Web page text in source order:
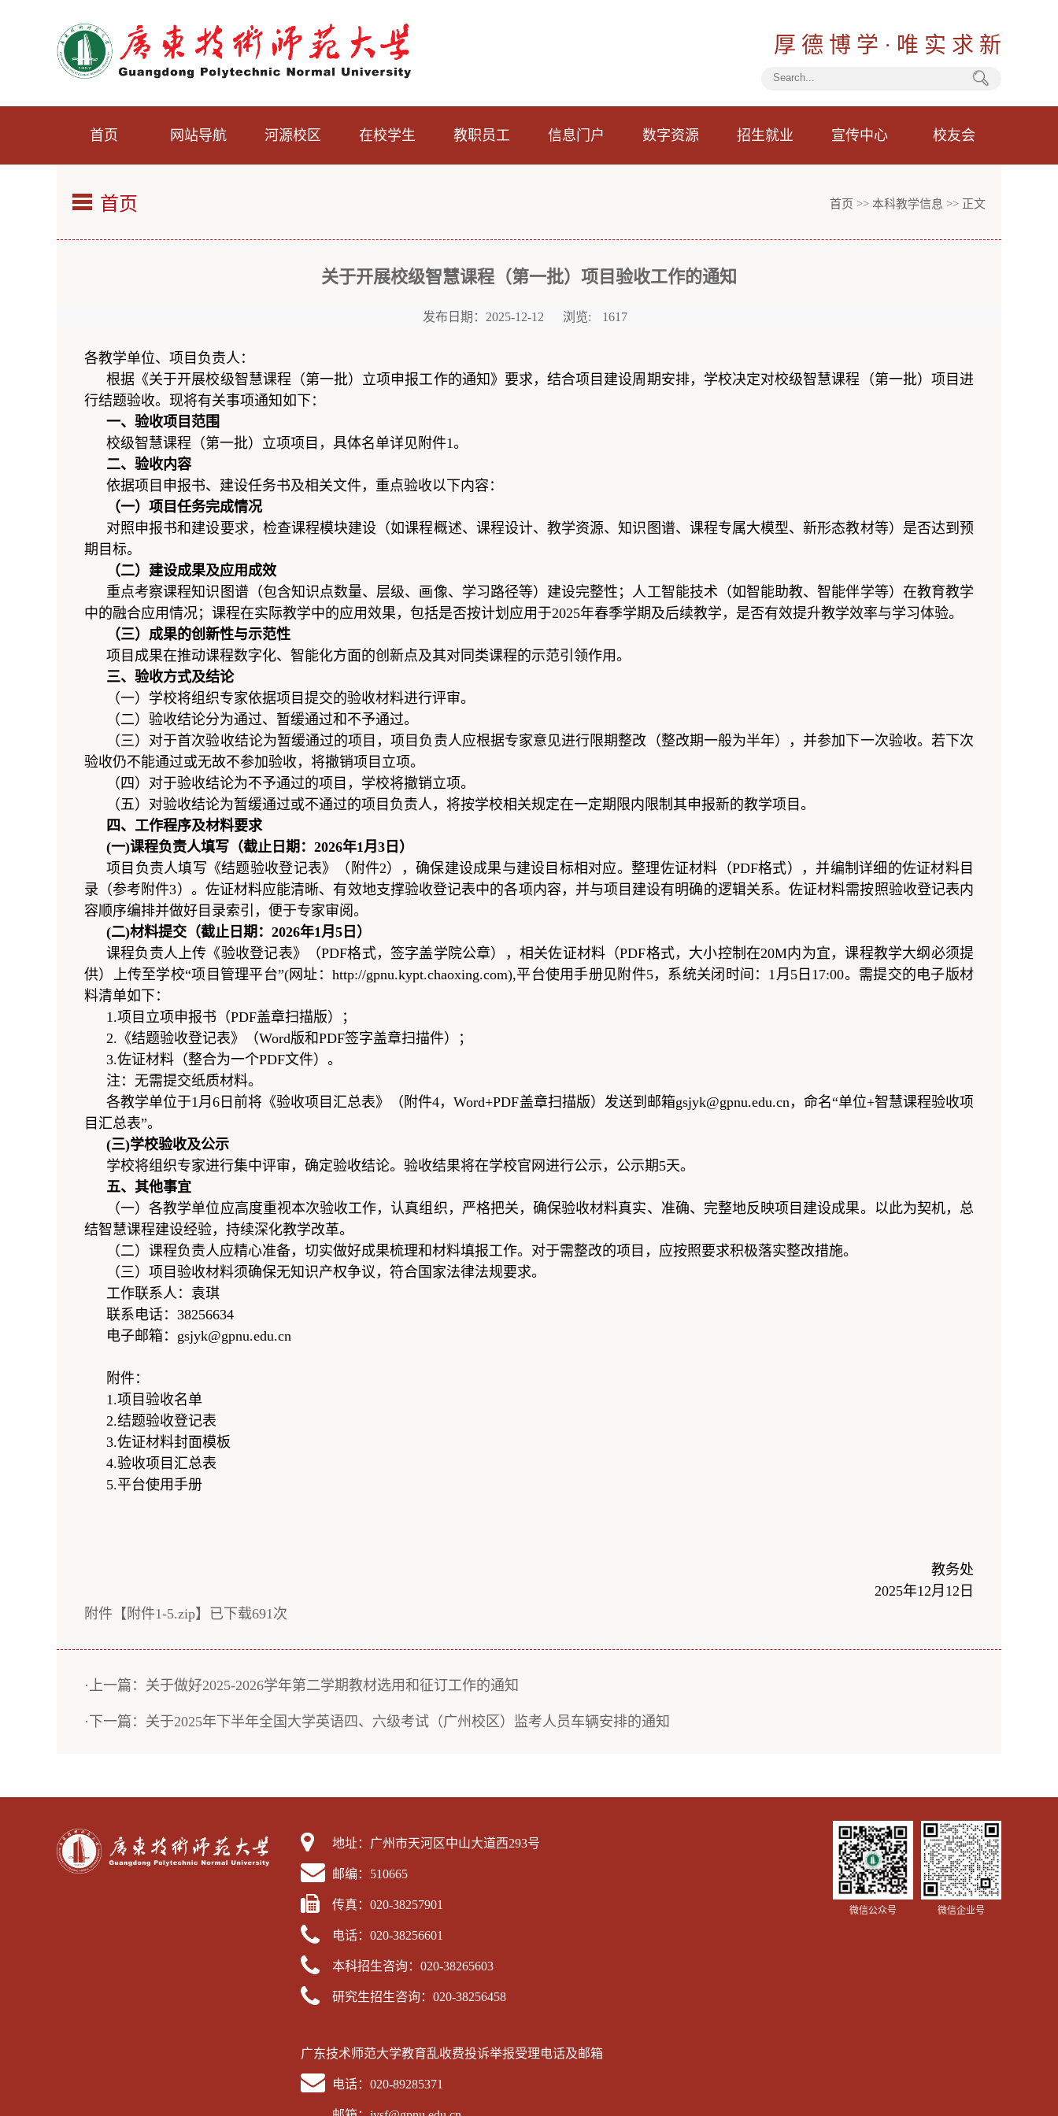
厚 德 博 学 · 唯 实 求 新
首页 网站导航 河源校区 在校学生 教职员工 信息门户 数字资源 招生就业 宣传中心 校友会
首页 首页 >> 本科教学信息 >> 正文
关于开展校级智慧课程（第一批）项目验收工作的通知
发布日期：2025-12-12 浏览: 1617
各教学单位、项目负责人：
根据《关于开展校级智慧课程（第一批）立项申报工作的通知》要求，结合项目建设周期安排，学校决定对校级智慧课程（第一批）项目进
行结题验收。现将有关事项通知如下：
一、验收项目范围
校级智慧课程（第一批）立项项目，具体名单详见附件1。
二、验收内容
依据项目申报书、建设任务书及相关文件，重点验收以下内容：
（一） 项目任务完成情况
对照申报书和建设要求，检查课程模块建设（如课程概述、课程设计、教学资源、知识图谱、课程专属大模型、新形态教材等）是否达到预
期目标。
（二） 建设成果及应用成效
重点考察课程知识图谱（包含知识点数量、层级、画像、学习路径等）建设完整性；人工智能技术（如智能助教、智能伴学等）在教育教学
中的融合应用情况；课程在实际教学中的应用效果，包括是否按计划应用于2025年春季学期及后续教学，是否有效提升教学效率与学习体验。
（三） 成果的创新性与示范性
项目成果在推动课程数字化、智能化方面的创新点及其对同类课程的示范引领作用。
三、验收方式及结论
（一）学校将组织专家依据项目提交的验收材料进行评审。
（二）验收结论分为通过、暂缓通过和不予通过。
（三）对于首次验收结论为暂缓通过的项目，项目负责人应根据专家意见进行限期整改（整改期一般为半年），并参加下一次验收。若下次
验收仍不能通过或无故不参加验收，将撤销项目立项。
（四）对于验收结论为不予通过的项目，学校将撤销立项。
（五）对验收结论为暂缓通过或不通过的项目负责人，将按学校相关规定在一定期限内限制其申报新的教学项目。
四、工作程序及材料要求
(一)课程负责人填写 （截止日期：2026年1月 3 日）
项目负责人填写《结题验收登记表》（附件2），确保建设成果与建设目标相对应。整理佐证材料（PDF格式），并编制详细的佐证材料目
录（参考附件3）。佐证材料应能清晰、有效地支撑验收登记表中的各项内容，并与项目建设有明确的逻辑关系。佐证材料需按照验收登记表内
容顺序编排并做好目录索引，便于专家审阅。
(二)材料提交（截止日期：2026年1月 5 日）
课程负责人上传《验收登记表》（PDF格式，签字盖学院公章），相关佐证材料（PDF格式，大小控制在20M内为宜，课程教学大纲必须提
供）上传至学校“项目管理平台”(网址：http://gpnu.kypt.chaoxing.com),平台使用手册见附件5，系统关闭时间：1月5日17:00。需提交的电子版材
料清单如下：
1.项目立项申报书（PDF盖章扫描版）；
2.《结题验收登记表》（Word版和PDF签字盖章扫描件）；
3.佐证材料（整合为一个PDF文件）。
注：无需提交纸质材料。
各教学单位于1月6日前将《验收项目汇总表》（附件4，Word+PDF盖章扫描版）发送到邮箱gsjyk@gpnu.edu.cn，命名“单位+智慧课程验收项
目汇总表”。
(三)学校验收及公示
学校将组织专家进行集中评审，确定验收结论。验收结果将在学校官网进行公示，公示期5天。
五、其他事宜
（一）各教学单位应高度重视本次验收工作，认真组织，严格把关，确保验收材料真实、准确、完整地反映项目建设成果。以此为契机，总
结智慧课程建设经验，持续深化教学改革。
（二）课程负责人应精心准备，切实做好成果梳理和材料填报工作。对于需整改的项目，应按照要求积极落实整改措施。
（三）项目验收材料须确保无知识产权争议，符合国家法律法规要求。
工作联系人：袁琪
联系电话：38256634
电子邮箱：gsjyk@gpnu.edu.cn
附件：
1.项目验收名单
2.结题验收登记表
3.佐证材料封面模板
4.验收项目汇总表
5.平台使用手册
教务处
2025年12月12日
附件【 附件1-5.zip】已下载691次
·上一篇：关于做好2025-2026学年第二学期教材选用和征订工作的通知
·下一篇：关于2025年下半年全国大学英语四、六级考试（广州校区）监考人员车辆安排的通知
地址：广州市天河区中山大道西293号
邮编：510665
传真：020-38257901
电话：020-38256601
本科招生咨询：020-38265603
研究生招生咨询：020-38256458
广东技术师范大学教育乱收费投诉举报受理电话及邮箱
电话：020-89285371
微信公众号 微信企业号